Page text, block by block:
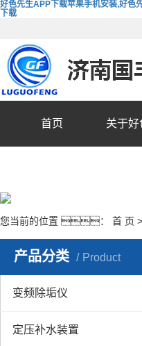
好色先生APP下载苹果手机安装,好色
下载
首页 关于
您当前的位置 ： 首 页 >
产品分类 Product
变频除垢仪
定压补水装置